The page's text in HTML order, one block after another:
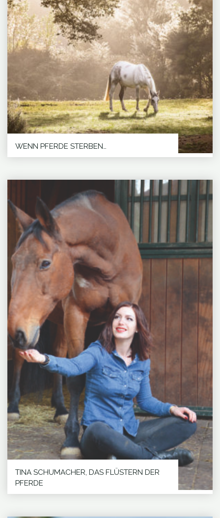
WENN PFERDE STERBEN…
"WENN
PFERDE
STERBEN…"
Schumacher,
Das
Flüstern
der
Pferde
TINA SCHUMACHER, DAS FLÜSTERN DER
PFERDE